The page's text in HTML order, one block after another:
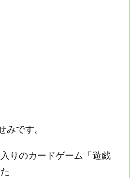
みです。
りのカードゲーム「遊戯